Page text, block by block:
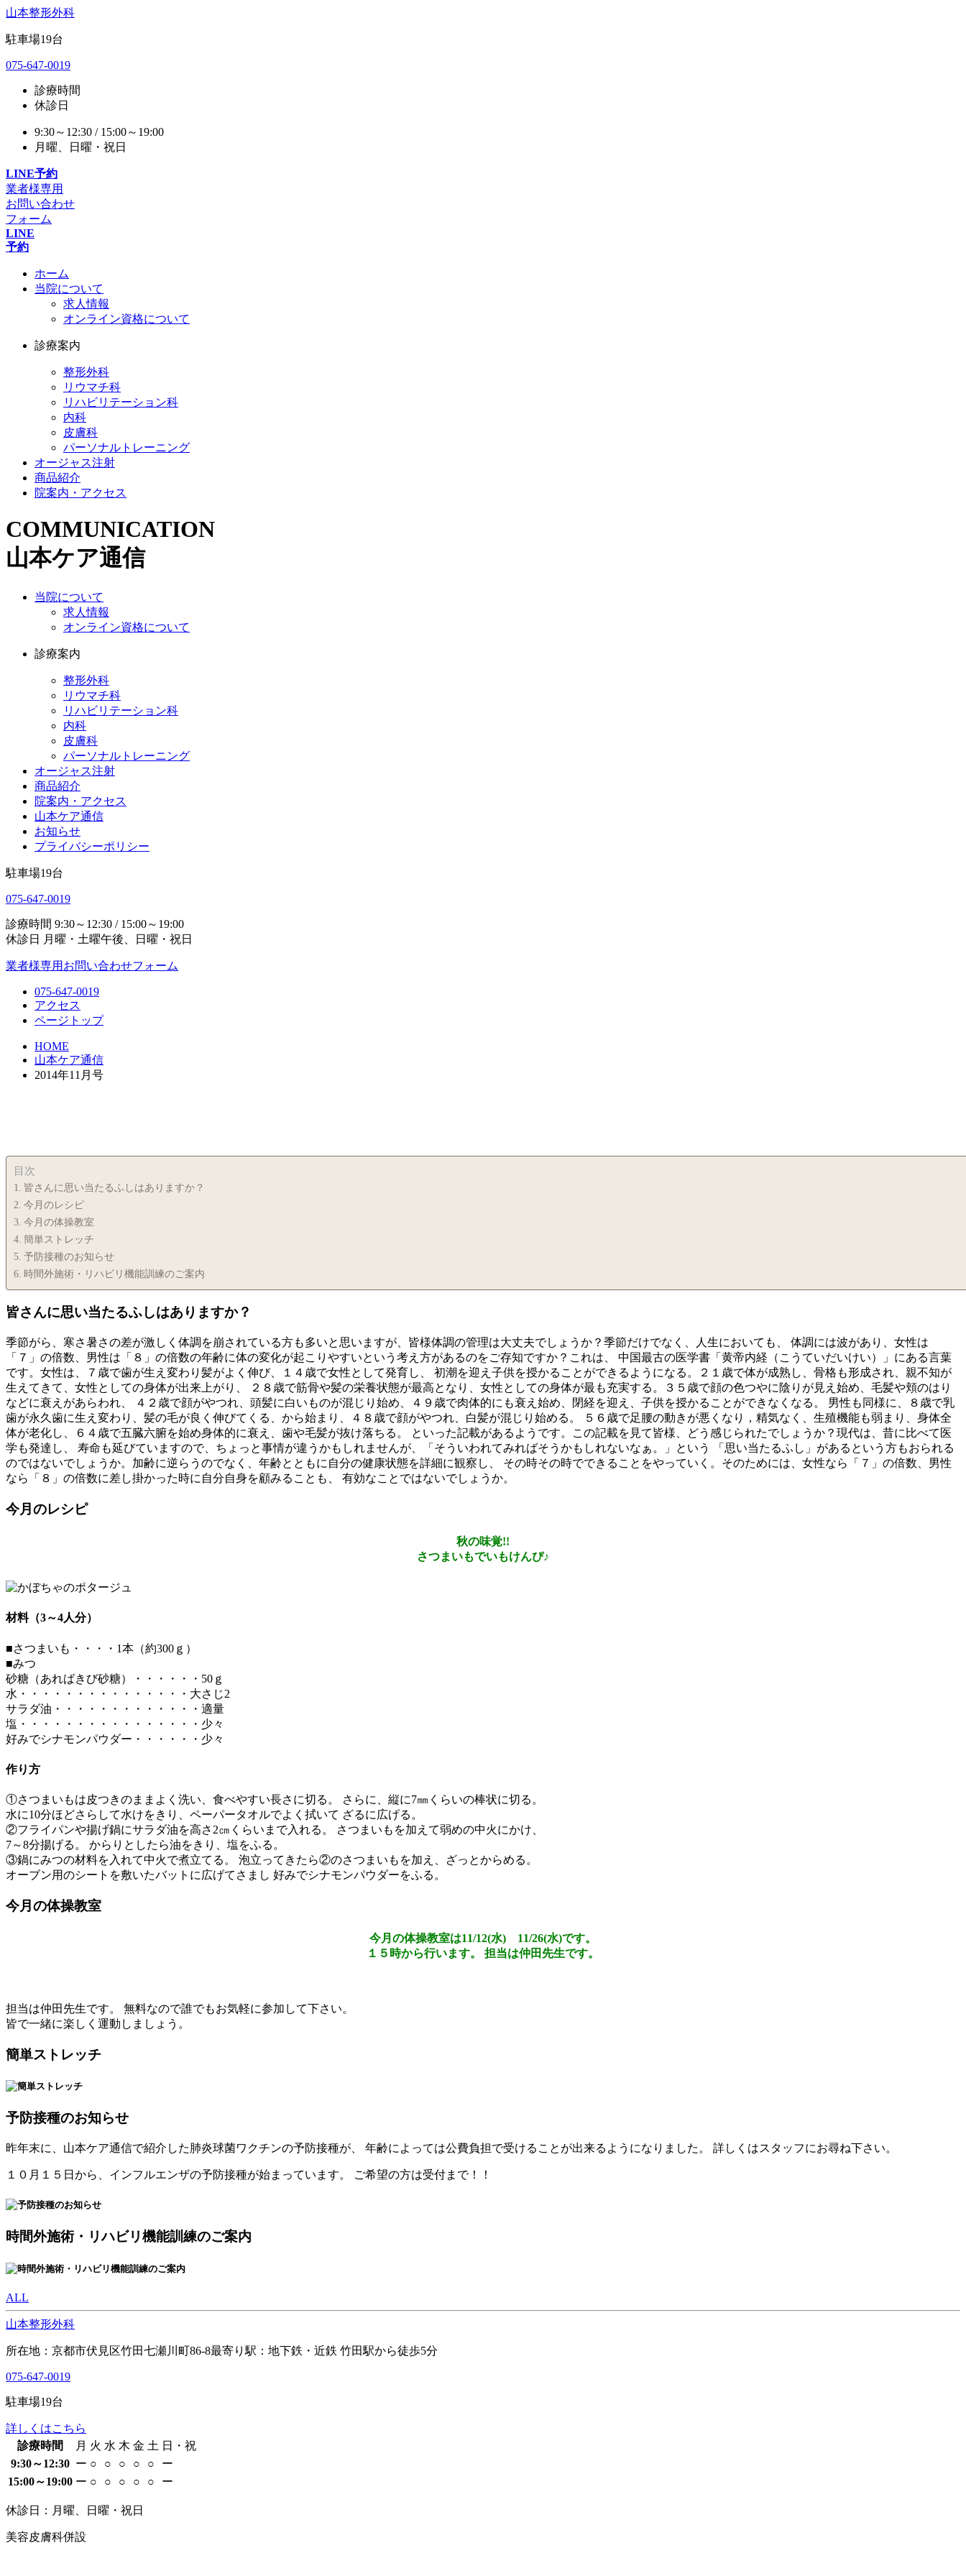
山本整形外科
駐車場19台
075-647-0019
診療時間
休診日
9:30～12:30 / 15:00～19:00
月曜、日曜・祝日
LINE予約
業者様専用
お問い合わせ
フォーム
LINE
予約
ホーム
当院について
求人情報
オンライン資格について
診療案内
整形外科
リウマチ科
リハビリテーション科
内科
皮膚科
パーソナルトレーニング
オージャス注射
商品紹介
院案内・アクセス
COMMUNICATION
山本ケア通信
当院について
求人情報
オンライン資格について
診療案内
整形外科
リウマチ科
リハビリテーション科
内科
皮膚科
パーソナルトレーニング
オージャス注射
商品紹介
院案内・アクセス
山本ケア通信
お知らせ
プライバシーポリシー
駐車場19台
075-647-0019
診療時間 9:30～12:30 / 15:00～19:00
休診日
月曜・土曜午後、日曜・祝日
業者様専用お問い合わせフォーム
075-647-0019
アクセス
ページトップ
HOME
山本ケア通信
2014年11月号
目次
皆さんに思い当たるふしはありますか？
今月のレシピ
今月の体操教室
簡単ストレッチ
予防接種のお知らせ
時間外施術・リハビリ機能訓練のご案内
皆さんに思い当たるふしはありますか？
季節がら、寒さ暑さの差が激しく体調を崩されている方も多いと思いますが、皆様体調の管理は大丈夫でしょうか？季節だけでなく、人生においても、 体調には波があり、女性は
「７」の倍数、男性は「８」の倍数の年齢に体の変化が起こりやすいという考え方があるのをご存知ですか？これは、 中国最古の医学書「黄帝内経（こうていだいけい）」にある言葉
です。女性は、７歳で歯が生え変わり髪がよく伸び、１４歳で女性として発育し、 初潮を迎え子供を授かることができるようになる。２１歳で体が成熟し、骨格も形成され、親不知が
生えてきて、女性としての身体が出来上がり、 ２８歳で筋骨や髪の栄養状態が最高となり、女性としての身体が最も充実する。３５歳で顔の色つやに陰りが見え始め、毛髪や頬のはり
などに衰えがあらわれ、 ４２歳で顔がやつれ、頭髪に白いものが混じり始め、４９歳で肉体的にも衰え始め、閉経を迎え、子供を授かることができなくなる。 男性も同様に、８歳で乳
歯が永久歯に生え変わり、髪の毛が良く伸びてくる、から始まり、４８歳で顔がやつれ、白髪が混じり始める。 ５６歳で足腰の動きが悪くなり，精気なく、生殖機能も弱まり、身体全
体が老化し、６４歳で五臓六腑を始め身体的に衰え、歯や毛髪が抜け落ちる。 といった記載があるようです。この記載を見て皆様、どう感じられたでしょうか？現代は、昔に比べて医
学も発達し、 寿命も延びていますので、ちょっと事情が違うかもしれませんが、「そういわれてみればそうかもしれないなぁ。」という 「思い当たるふし」があるという方もおられる
のではないでしょうか。加齢に逆らうのでなく、年齢とともに自分の健康状態を詳細に観察し、 その時その時でできることをやっていく。そのためには、女性なら「７」の倍数、男性
なら「８」の倍数に差し掛かった時に自分自身を顧みることも、 有効なことではないでしょうか。
今月のレシピ
秋の味覚!!
さつまいもでいもけんぴ♪
材料（3～4人分）
■さつまいも・・・・1本（約300ｇ）
■みつ
砂糖（あればきび砂糖）・・・・・・50ｇ
水・・・・・・・・・・・・・・・大さじ2
サラダ油・・・・・・・・・・・・・適量
塩・・・・・・・・・・・・・・・・少々
好みでシナモンパウダー・・・・・・少々
作り方
①さつまいもは皮つきのままよく洗い、食べやすい長さに切る。 さらに、縦に7㎜くらいの棒状に切る。
水に10分ほどさらして水けをきり、ペーパータオルでよく拭いて ざるに広げる。
②フライパンや揚げ鍋にサラダ油を高さ2㎝くらいまで入れる。 さつまいもを加えて弱めの中火にかけ、
7～8分揚げる。 からりとしたら油をきり、塩をふる。
③鍋にみつの材料を入れて中火で煮立てる。 泡立ってきたら②のさつまいもを加え、ざっとからめる。
オーブン用のシートを敷いたバットに広げてさまし 好みでシナモンパウダーをふる。
今月の体操教室
今月の体操教室は11/12(水) 11/26(水)です。
１５時から行います。 担当は仲田先生です。
担当は仲田先生です。 無料なので誰でもお気軽に参加して下さい。
皆で一緒に楽しく運動しましょう。
簡単ストレッチ
予防接種のお知らせ
昨年末に、山本ケア通信で紹介した肺炎球菌ワクチンの予防接種が、 年齢によっては公費負担で受けることが出来るようになりました。 詳しくはスタッフにお尋ね下さい。
１０月１５日から、インフルエンザの予防接種が始まっています。 ご希望の方は受付まで！！
時間外施術・リハビリ機能訓練のご案内
ALL
山本整形外科
所在地：京都市伏見区竹田七瀬川町86-8最寄り駅：地下鉄・近鉄 竹田駅から徒歩5分
075-647-0019
駐車場19台
詳しくはこちら
診療時間
月 火 水 木 金 土 日・祝
9:30～12:30 ー ○ ○ ○ ○ ○
ー
15:00～19:00 ー ○ ○ ○ ○ ○ ー
休診日：月曜、日曜・祝日
美容皮膚科併設